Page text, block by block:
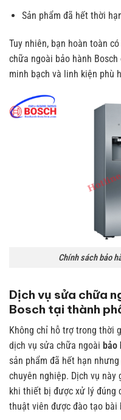
Sản phẩm đã hết thời
Tuy nhiên, bạn hoàn toàn
chữa ngoài bảo hành
minh bạch và linh kiện phù
Chính sách bảo
Dịch vụ sửa chữa
Bosch tại thành
Không chỉ hỗ trợ trong thời
dịch vụ sửa chữa ngoài bảo
sản phẩm đã hết hạn
chuyên nghiệp. Dịch vụ
khi thiết bị được xử lý đúng
thuật viên được đào tạo bài